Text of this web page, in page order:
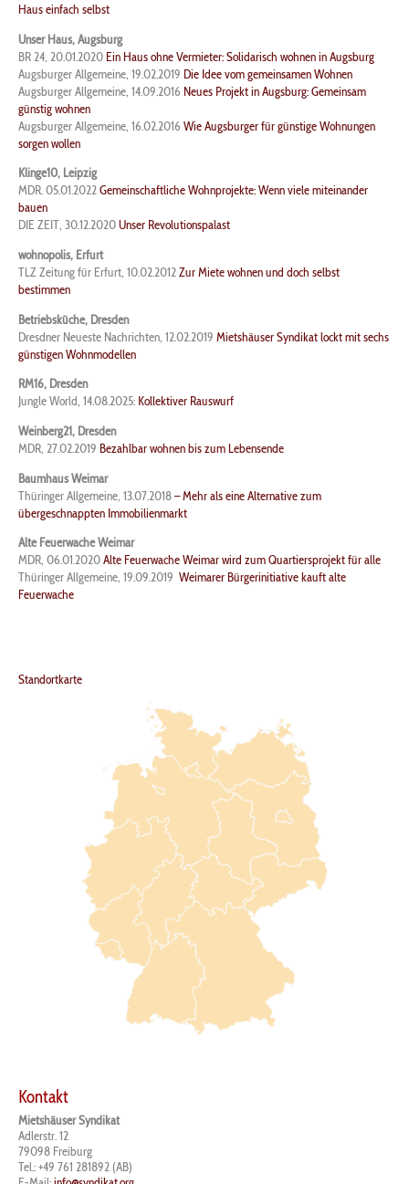
Haus einfach selbst
Unser Haus, Augsburg
BR 24, 20.01.2020 Ein Haus ohne Vermieter: Solidarisch wohnen in Augsburg
Augsburger Allgemeine, 19.02.2019 Die Idee vom gemeinsamen Wohnen
Augsburger Allgemeine, 14.09.2016 Neues Projekt in Augsburg: Gemeinsam
günstig wohnen
Augsburger Allgemeine, 16.02.2016 Wie Augsburger für günstige Wohnungen
sorgen wollen
Klinge10, Leipzig
MDR. 05.01.2022Gemeinschaftliche Wohnprojekte: Wenn viele miteinander
bauen
DIE ZEIT, 30.12.2020Unser Revolutionspalast
wohnopolis, Erfurt
TLZ Zeitung für Erfurt, 10.02.2012Zur Miete wohnen und doch selbst
bestimmen
Betriebsküche, Dresden
Dresdner Neueste Nachrichten, 12.02.2019 Mietshäuser Syndikat lockt mit sechs
günstigen Wohnmodellen
RM16, Dresden
Jungle World, 14.08.2025: Kollektiver Rauswurf
Weinberg21, Dresden
MDR, 27.02.2019 Bezahlbar wohnen bis zum Lebensende
Baumhaus Weimar
Thüringer Allgemeine, 13.07.2018– Mehr als eine Alternative zum
übergeschnappten Immobilienmarkt
Alte Feuerwache Weimar
MDR, 06.01.2020Alte Feuerwache Weimar wird zum Quartiersprojekt für alle
Thüringer Allgemeine, 19.09.2019 Weimarer Bürgerinitiative kauft alte
Feuerwache
Standortkarte
Kontakt
Mietshäuser Syndikat
Adlerstr. 12
79098 Freiburg
Tel.: +49 761 281892 (AB)